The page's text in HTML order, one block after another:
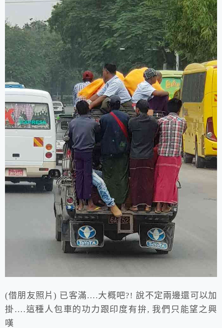
(借朋友照片) 已客滿….大概吧?! 說不定兩邊還可以加
掛….這種人包車的功力跟印度有拚, 我們只能望之興
嘆